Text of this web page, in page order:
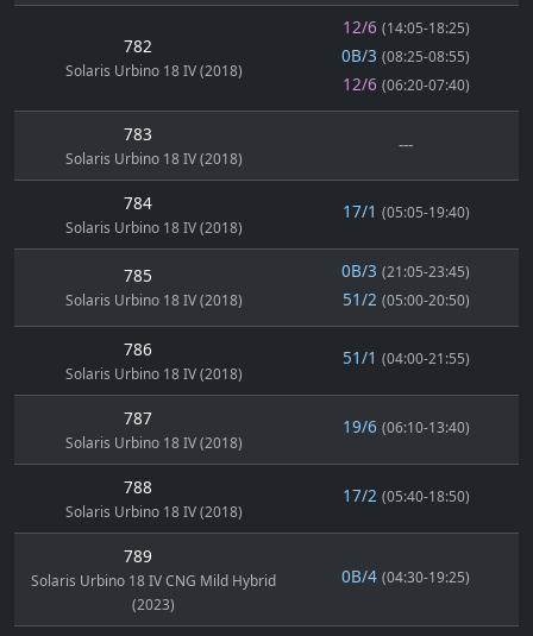
782
Solaris Urbino 18 IV (2018)
12/6 (14:05-18:25)
0B/3 (08:25-08:55)
12/6 (06:20-07:40)
783
Solaris Urbino 18 IV (2018)
---
784
Solaris Urbino 18 IV (2018)
17/1 (05:05-19:40)
785
Solaris Urbino 18 IV (2018)
0B/3 (21:05-23:45)
51/2 (05:00-20:50)
786
Solaris Urbino 18 IV (2018)
51/1 (04:00-21:55)
787
Solaris Urbino 18 IV (2018)
19/6 (06:10-13:40)
788
Solaris Urbino 18 IV (2018)
17/2 (05:40-18:50)
789
Solaris Urbino 18 IV CNG Mild Hybrid
(2023)
0B/4 (04:30-19:25)